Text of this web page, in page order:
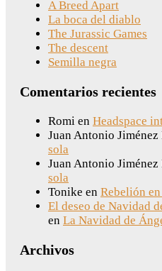
A Breed Apart
La boca del diablo
The Jurassic Games
The descent
Semilla negra
Comentarios recientes
Romi en Headspace
Juan Antonio Jiménez
sola
Juan Antonio Jiménez
sola
Tonike en Rebelión
El deseo de Navidad
en La Navidad de
Archivos